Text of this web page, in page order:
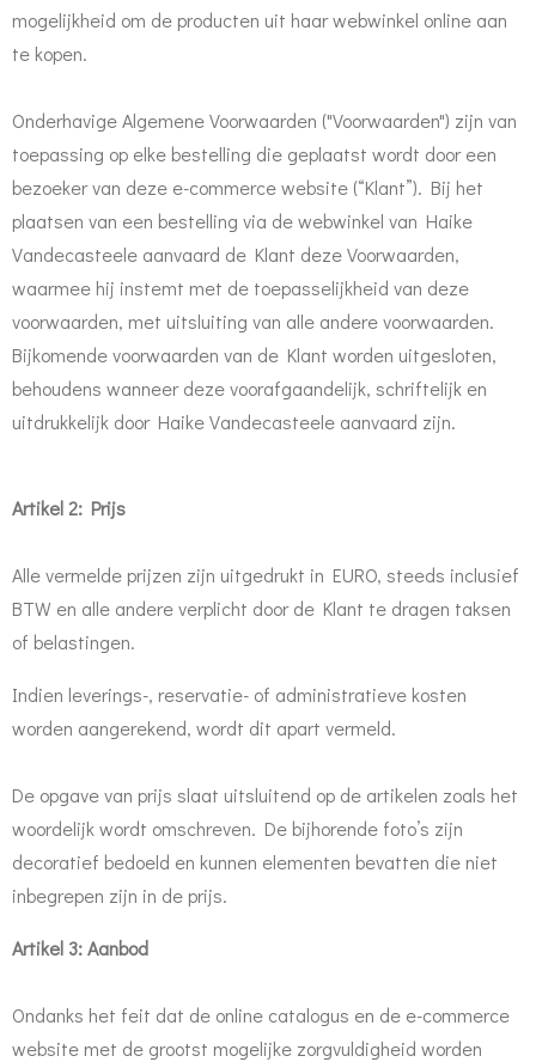
mogelijkheid om de producten uit haar webwinkel online aan
te kopen.
Onderhavige Algemene Voorwaarden ("Voorwaarden") zijn van
toepassing op elke bestelling die geplaatst wordt door een
bezoeker van deze e-commerce website (“Klant”). Bij het
plaatsen van een bestelling via de webwinkel van Haike
Vandecasteele aanvaard de Klant deze Voorwaarden,
waarmee hij instemt met de toepasselijkheid van deze
voorwaarden, met uitsluiting van alle andere voorwaarden.
Bijkomende voorwaarden van de Klant worden uitgesloten,
behoudens wanneer deze voorafgaandelijk, schriftelijk en
uitdrukkelijk door Haike Vandecasteele aanvaard zijn.
Artikel 2: Prijs
Alle vermelde prijzen zijn uitgedrukt in EURO, steeds inclusief
BTW en alle andere verplicht door de Klant te dragen taksen
of belastingen.
Indien leverings-, reservatie- of administratieve kosten
worden aangerekend, wordt dit apart vermeld.
De opgave van prijs slaat uitsluitend op de artikelen zoals het
woordelijk wordt omschreven. De bijhorende foto’s zijn
decoratief bedoeld en kunnen elementen bevatten die niet
inbegrepen zijn in de prijs.
Artikel 3: Aanbod
Ondanks het feit dat de online catalogus en de e-commerce
website met de grootst mogelijke zorgvuldigheid worden